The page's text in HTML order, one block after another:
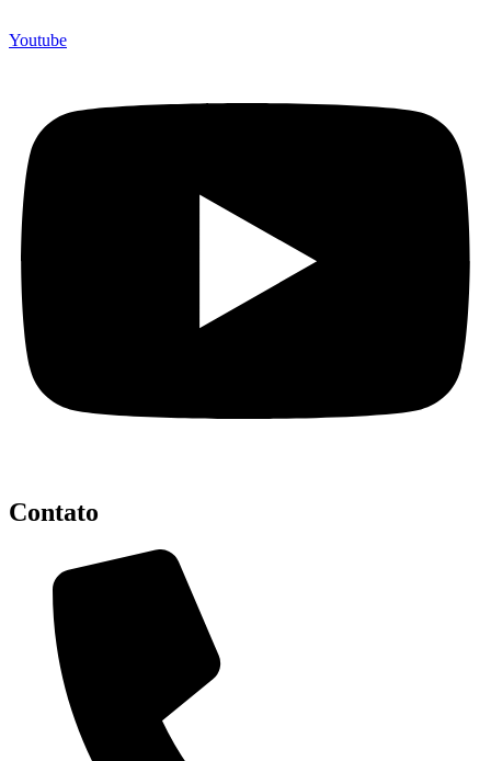
Youtube
Contato